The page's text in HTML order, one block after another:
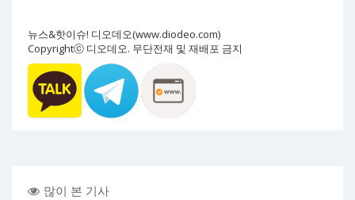
뉴스&핫이슈! 디오데오(www.diodeo.com)
Copyrightⓒ 디오데오. 무단전재 및 재배포 금지
많이 본 기사